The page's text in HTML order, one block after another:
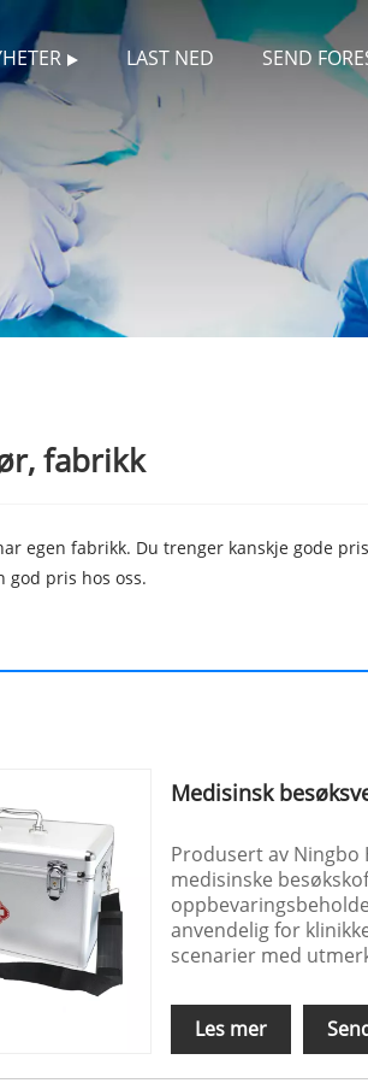
LAST NED SEND
fabrikk
egen fabrikk. Du trenger kanskje gode
god pris hos oss.
Medisinsk
Produsert av Ningbo
medisinske
anvendelig for
scenarier med
Les mer